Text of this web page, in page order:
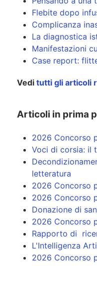
Flebite dopo
Complicanza
La diagnostica
Manifestazioni
Case report:
Vedi tutti gli articoli
Articoli in prima
2026 Concorso
Voci di corsia: il
letteratura
2026 Concorso
2026 Concorso
Donazione di
2026 Concorso
Rapporto di
L'Intelligenza
2026 Concorso